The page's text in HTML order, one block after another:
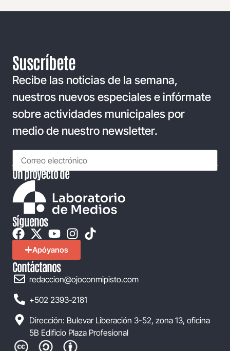
Suscríbete
Recibe las noticias de la semana,
nuestros nuevos especiales e infórmate
sobre actividades municipales por
medio de nuestro newsletter.
Un proyecto de
Síguenos
Apóyanos
Contáctanos
redaccion@ojoconmipisto.com
+502 2393-2181
Dirección: Bulevar Liberación 3-52, zona 13, oficina
5B Edificio Plaza Profesional